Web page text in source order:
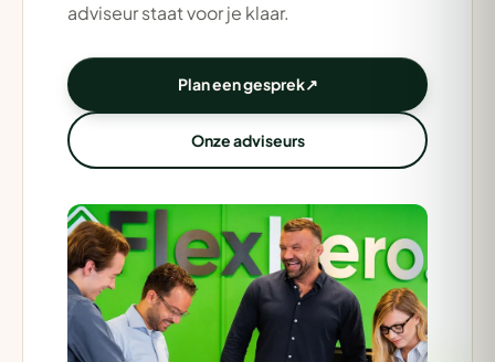
adviseur staat voor je klaar.
Plan een gesprek↗
Onze adviseurs